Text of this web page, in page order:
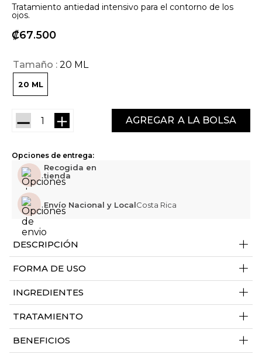
Tratamiento antiedad intensivo para el contorno de los
ojos.
₡67 500
Tamaño 20 ML
20 ML
＋
－ AGREGAR
Opciones de entrega:
Recogida en
tienda
Envío Nacional y LocalCosta Rica
DESCRIPCIÓN +
FORMA DE USO +
INGREDIENTES +
TRATAMIENTO +
BENEFICIOS +